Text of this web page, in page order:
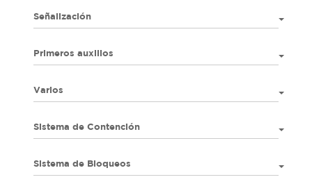
Señalización
Primeros auxilios
Varios
Sistema de Contención
Sistema de Bloqueos